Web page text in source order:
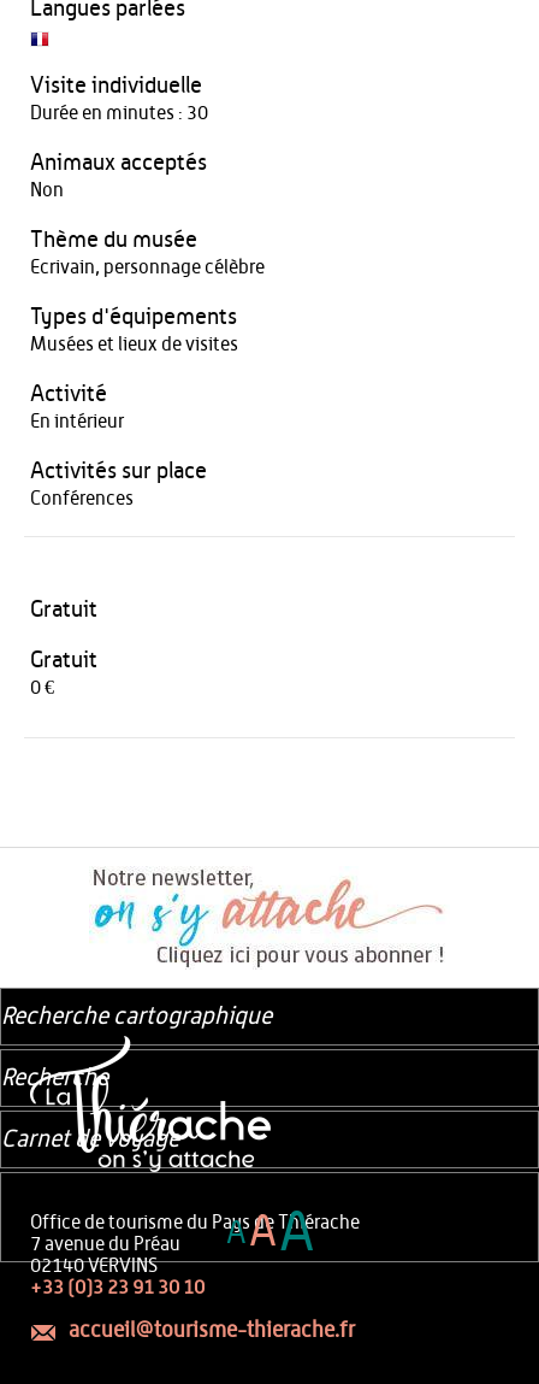
Langues parlées
Visite individuelle
Durée en minutes : 30
Animaux acceptés
Non
Thème du musée
Ecrivain, personnage célèbre
Types d'équipements
Musées et lieux de visites
Activité
En intérieur
Activités sur place
Conférences
Gratuit
Gratuit
0 €
Office de tourisme du Pays de Thiérache
7 avenue du Préau
02140 VERVINS
+33 (0)3 23 91 30 10
accueil@tourisme-thierache.fr
Recherche cartographique
Recherche
Carnet de voyage
AAA